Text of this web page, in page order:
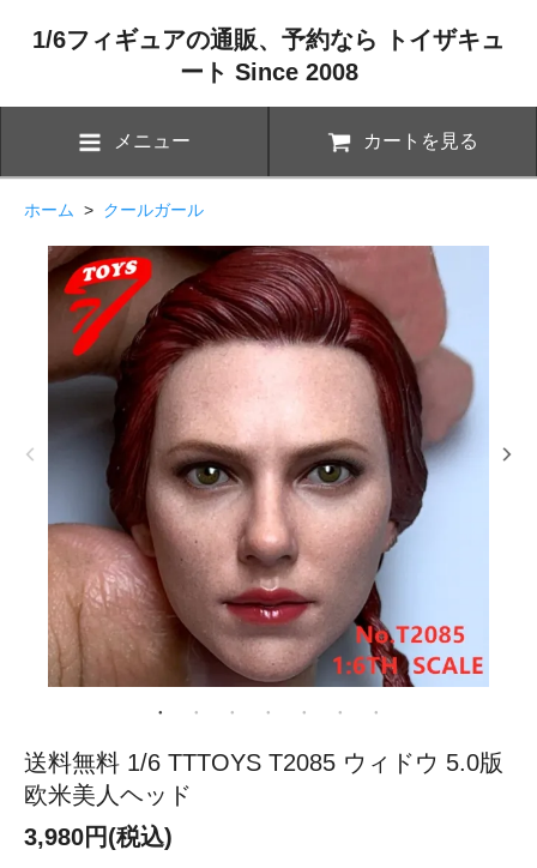
1/6フィギュアの通販、予約なら トイザキュ
ート Since 2008
メニュー カートを見る
ホーム > クールガール
送料無料 1/6 TTTOYS T2085 ウィドウ 5.0版
欧米美人ヘッド
3,980円(税込)